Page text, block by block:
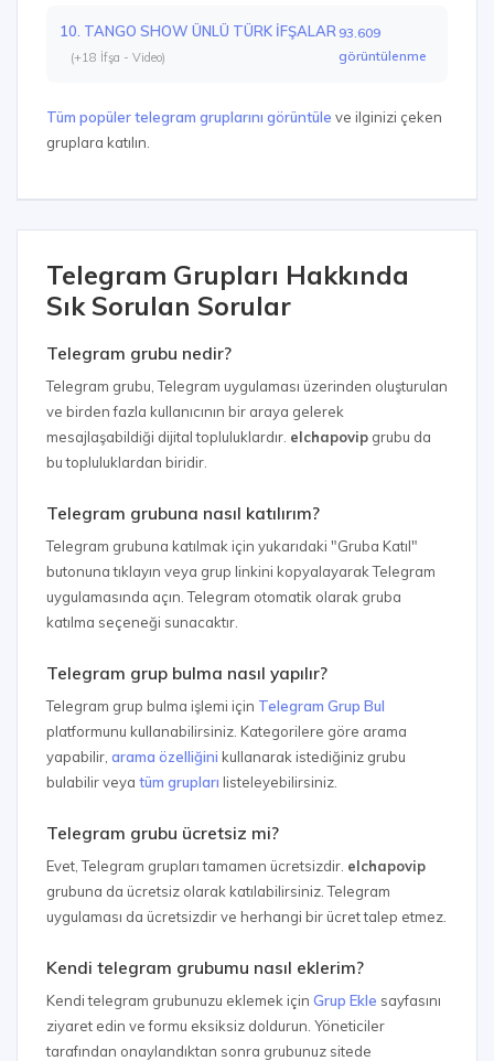
10. TANGO SHOW ÜNLÜ TÜRK İFŞALAR
(+18 İfşa - Video)
93.609
görüntülenme
Tüm popüler telegram gruplarını görüntüle ve ilginizi çeken
gruplara katılın.
Telegram Grupları Hakkında
Sık Sorulan Sorular
Telegram grubu nedir?
Telegram grubu, Telegram uygulaması üzerinden oluşturulan
ve birden fazla kullanıcının bir araya gelerek
mesajlaşabildiği dijital topluluklardır. elchapovip grubu da
bu topluluklardan biridir.
Telegram grubuna nasıl katılırım?
Telegram grubuna katılmak için yukarıdaki "Gruba Katıl"
butonuna tıklayın veya grup linkini kopyalayarak Telegram
uygulamasında açın. Telegram otomatik olarak gruba
katılma seçeneği sunacaktır.
Telegram grup bulma nasıl yapılır?
Telegram grup bulma işlemi için Telegram Grup Bul
platformunu kullanabilirsiniz. Kategorilere göre arama
yapabilir, arama özelliğini kullanarak istediğiniz grubu
bulabilir veya tüm grupları listeleyebilirsiniz.
Telegram grubu ücretsiz mi?
Evet, Telegram grupları tamamen ücretsizdir. elchapovip
grubuna da ücretsiz olarak katılabilirsiniz. Telegram
uygulaması da ücretsizdir ve herhangi bir ücret talep etmez.
Kendi telegram grubumu nasıl eklerim?
Kendi telegram grubunuzu eklemek için Grup Ekle sayfasını
ziyaret edin ve formu eksiksiz doldurun. Yöneticiler
tarafından onaylandıktan sonra grubunuz sitede